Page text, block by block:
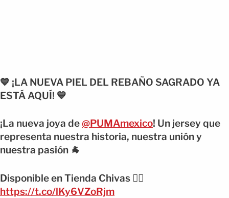
💙 ¡LA NUEVA PIEL DEL REBAÑO SAGRADO YA
ESTÁ AQUÍ! 💙
¡La nueva joya de@PUMAmexico! Un jersey que
representa nuestra historia, nuestra unión y
nuestra pasión 🐐
Disponible en Tienda Chivas 👉🏻
https://t.co/lKy6VZoRjm